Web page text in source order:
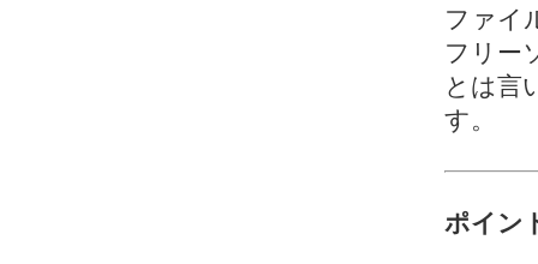
ファイ
フリー
とは言
す。
ポイン